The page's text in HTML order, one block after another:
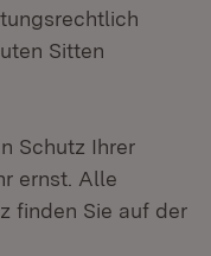
Sitten
Schutz Ihrer
ernst. Alle
finden Sie auf der